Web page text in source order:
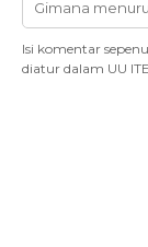
Isi komentar
diatur dalam UU ITE